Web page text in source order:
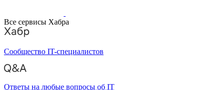
Все сервисы Хабра
Сообщество IT-специалистов
Ответы на любые вопросы об IT